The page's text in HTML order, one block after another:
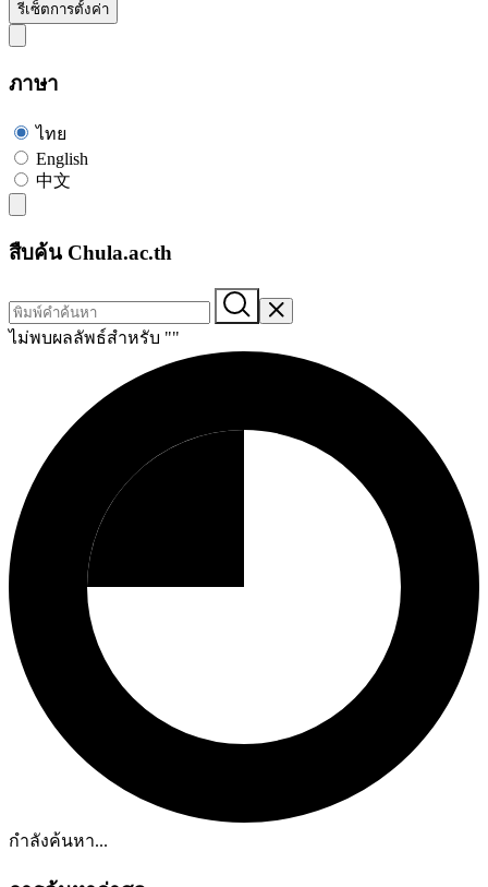
รีเซ็ตการตั้งค่า
ภาษา
ไทย
English
中文
สืบค้น Chula.ac.th
ไม่พบผลลัพธ์สำหรับ ""
กำลังค้นหา...